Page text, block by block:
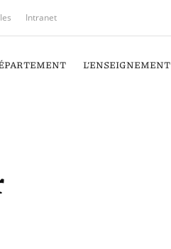
Intranet
L’ENSEIGNEMENT